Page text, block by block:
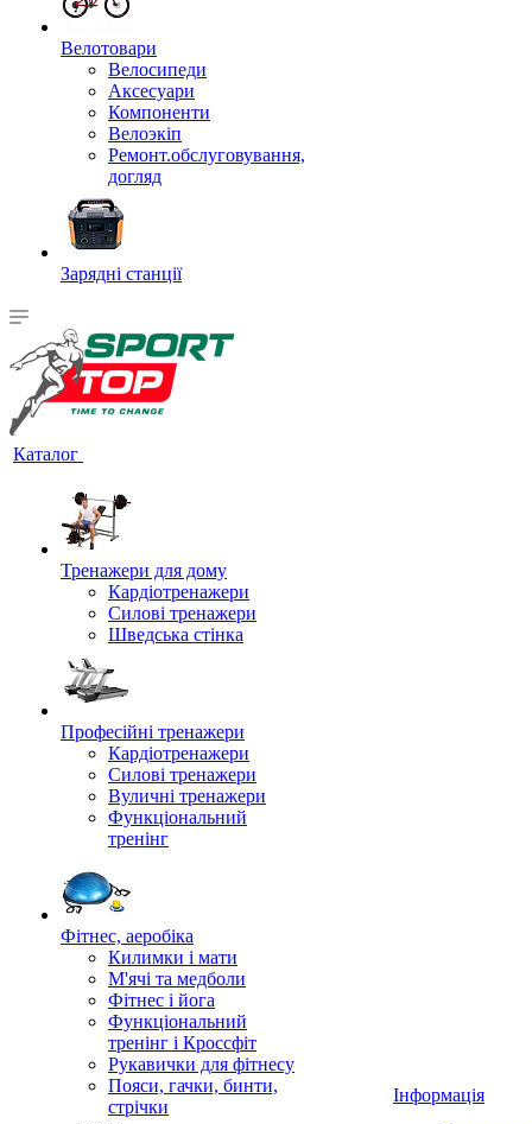
Велотовари
Велосипеди
Аксесуари
Компоненти
Велоэкіп
Ремонт.обслуговування,
догляд
Зарядні станції
Каталог
Тренажери для дому
Кардіотренажери
Силові тренажери
Шведська стінка
Професійні тренажери
Кардіотренажери
Силові тренажери
Вуличні тренажери
Функціональний
тренінг
Фітнес, аеробіка
Килимки і мати
М'ячі та медболи
Фітнес і йога
Функціональний
тренінг і Кроссфіт
Рукавички для фітнесу
Пояси, гачки, бинти,
стрічки
Інформація